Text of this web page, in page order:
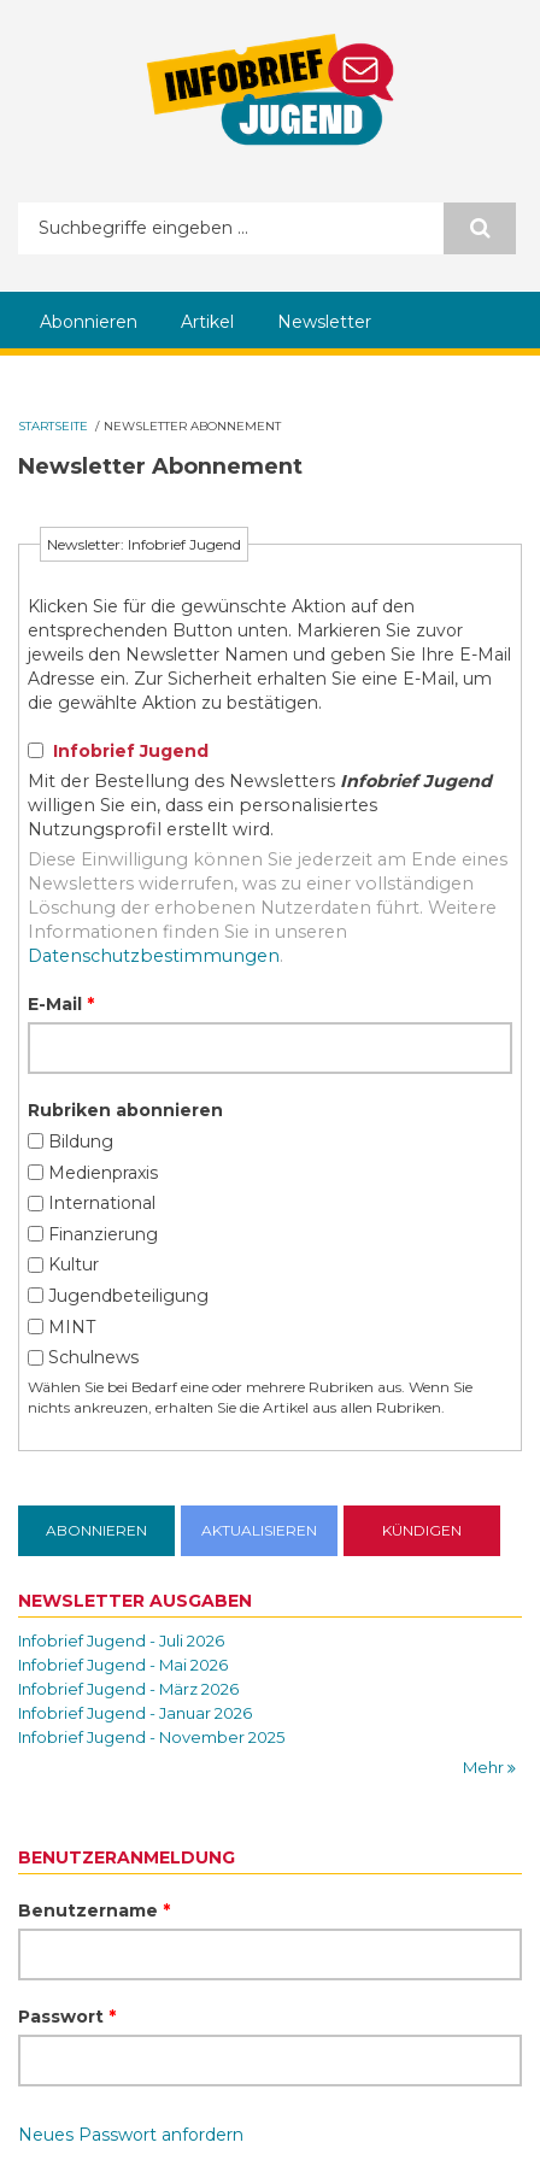
Suchformular
Abonnieren Artikel Newsletter
STARTSEITE / NEWSLETTER ABONNEMENT
Newsletter Abonnement
Newsletter: Infobrief Jugend
Klicken Sie für die gewünschte Aktion auf den
entsprechenden Button unten. Markieren Sie zuvor
jeweils den Newsletter Namen und geben Sie Ihre E-Mail
Adresse ein. Zur Sicherheit erhalten Sie eine E-Mail, um
die gewählte Aktion zu bestätigen.
Infobrief Jugend
Mit der Bestellung des Newsletters Infobrief Jugend
willigen Sie ein, dass ein personalisiertes
Nutzungsprofil erstellt wird.
Diese Einwilligung können Sie jederzeit am Ende eines
Newsletters widerrufen, was zu einer vollständigen
Löschung der erhobenen Nutzerdaten führt. Weitere
Informationen finden Sie in unseren
Datenschutzbestimmungen.
E-Mail *
Rubriken abonnieren
Bildung
Medienpraxis
International
Finanzierung
Kultur
Jugendbeteiligung
MINT
Schulnews
Wählen Sie bei Bedarf eine oder mehrere Rubriken aus. Wenn Sie
nichts ankreuzen, erhalten Sie die Artikel aus allen Rubriken.
NEWSLETTER AUSGABEN
Infobrief Jugend - Juli 2026
Infobrief Jugend - Mai 2026
Infobrief Jugend - März 2026
Infobrief Jugend - Januar 2026
Infobrief Jugend - November 2025
Mehr
BENUTZERANMELDUNG
Benutzername *
Passwort *
Neues Passwort anfordern